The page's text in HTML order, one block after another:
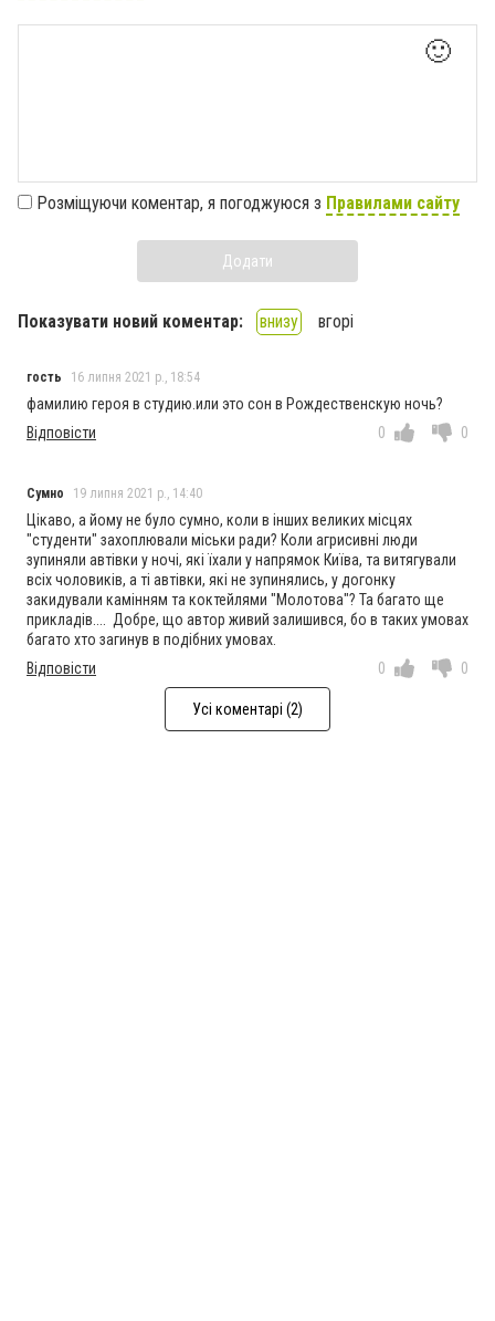
🙂
Розміщуючи коментар, я погоджуюся з Правилами сайту
Додати
Показувати новий коментар: внизу вгорі
гость 16 липня 2021 р., 18:54
фамилию героя в студию.или это сон в Рождественскую ночь?
Відповісти
0 0
Сумно 19 липня 2021 р., 14:40
Цікаво, а йому не було сумно, коли в інших великих місцях
"студенти" захоплювали міськи ради? Коли агрисивні люди
зупиняли автівки у ночі, які їхали у напрямок Київа, та витягували
всіх чоловиків, а ті автівки, які не зупинялись, у догонку
закидували камінням та коктейлями "Молотова"? Та багато ще
прикладів.... Добре, що автор живий залишився, бо в таких умовах
багато хто загинув в подібних умовах.
Відповісти
0 0
Усі коментарі (2)